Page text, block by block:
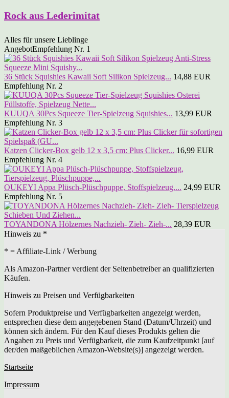
Rock aus Lederimitat
Alles für unsere Lieblinge
AngebotEmpfehlung Nr. 1
36 Stück Squishies Kawaii Soft Silikon Spielzeug... 14,88 EUR
Empfehlung Nr. 2
KUUQA 30Pcs Squeeze Tier-Spielzeug Squishies... 13,99 EUR
Empfehlung Nr. 3
Katzen Clicker-Box gelb 12 x 3,5 cm: Plus Clicker... 16,99 EUR
Empfehlung Nr. 4
OUKEYI Appa Plüsch-Plüschpuppe, Stoffspielzeug,... 24,99 EUR
Empfehlung Nr. 5
TOYANDONA Hölzernes Nachzieh- Zieh- Zieh-... 28,39 EUR
Hinweis zu *
* = Affiliate-Link / Werbung
Als Amazon-Partner verdient der Seitenbetreiber an qualifizierten
Käufen.
Hinweis zu Preisen und Verfügbarkeiten
Sofern Produktpreise und Verfügbarkeiten angezeigt werden,
entsprechen diese dem angegebenen Stand (Datum/Uhrzeit) und
können sich ändern. Für den Kauf dieses Produkts gelten die
Angaben zu Preis und Verfügbarkeit, die zum Kaufzeitpunkt [auf
der/den maßgeblichen Amazon-Website(s)] angezeigt werden.
Startseite
Impressum